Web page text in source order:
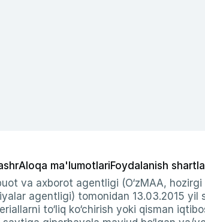
Aloqa ma'lumotlariFoydalanish
va axborot agentligi (O‘zMAA,
agentligi) tomonidan 13.03.2015
to‘liq ko‘chirish yoki qisman